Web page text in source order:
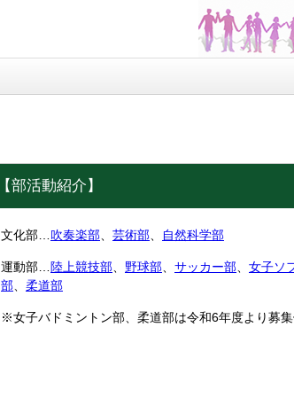
【部活動紹介】
文化部… 吹奏楽部 芸術部 自然科学部
運動部… 陸上競技部 野球部 サッカー部 女子ソ
部
柔道部
※女子バドミントン部、柔道部は令和6年度より募集